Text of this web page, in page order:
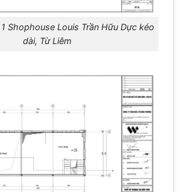
Shophouse Louis Trần Hữu Dực kéo
dài, Từ Liêm